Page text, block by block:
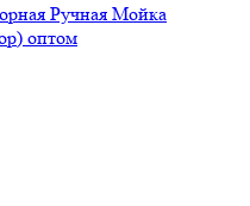
Ручная Мойка
оптом